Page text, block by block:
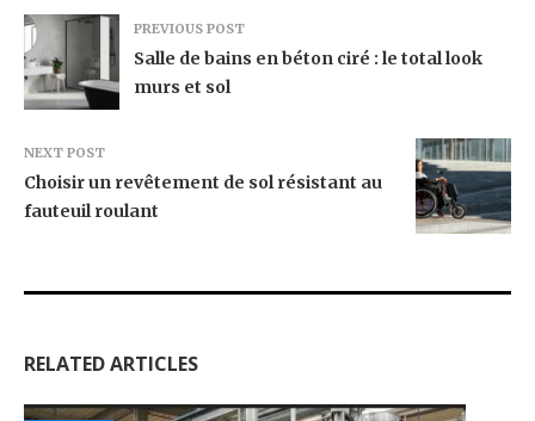
PREVIOUS POST
Salle de bains en béton ciré : le total look
murs et sol
NEXT POST
Choisir un revêtement de sol résistant au
fauteuil roulant
RELATED ARTICLES